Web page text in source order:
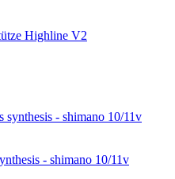
Highline V2
- shimano 10/11v